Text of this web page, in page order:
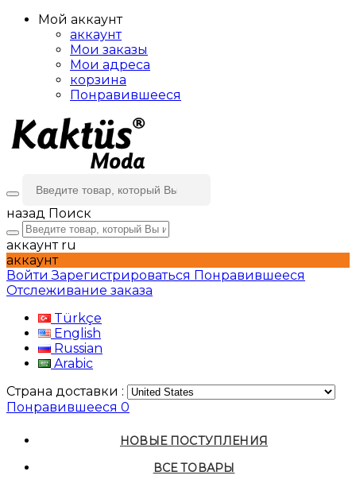
Мой аккаунт
аккаунт
Мои заказы
Мои адреса
корзина
Понравившееся
назад Поиск
аккаунт ru
аккаунт
ВойтиЗарегистрироваться Понравившееся
Отслеживание заказа
Türkçe
English
Russian
Arabic
Страна доставки :
Понравившееся 0
НОВЫЕ ПОСТУПЛЕНИЯ
ВСЕ ТОВАРЫ